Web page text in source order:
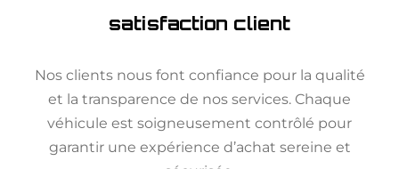
satisfaction client
Nos clients nous font confiance pour la qualité
et la transparence de nos services. Chaque
véhicule est soigneusement contrôlé pour
garantir une expérience d’achat sereine et